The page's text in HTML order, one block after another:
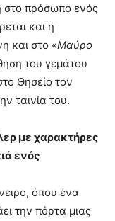
στο πρόσωπο ενός
και η
και στο «Μαύρο
του γεμάτου
Θησείο τον
ταινία του.
με χαρακτήρες
ενός
όπου ένα
την πόρτα μιας